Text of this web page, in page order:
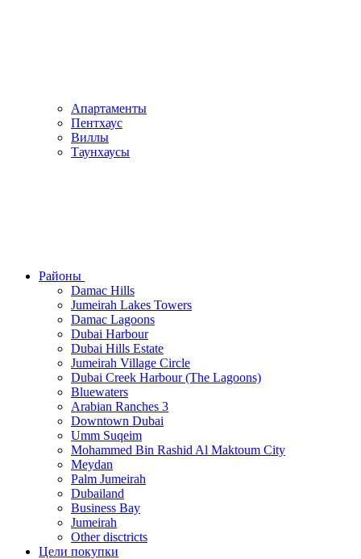
Апартаменты
Пентхаус
Виллы
Таунхаусы
Районы
Damac Hills
Jumeirah Lakes Towers
Damac Lagoons
Dubai Harbour
Dubai Hills Estate
Jumeirah Village Circle
Dubai Creek Harbour (The Lagoons)
Bluewaters
Arabian Ranches 3
Downtown Dubai
Umm Suqeim
Mohammed Bin Rashid Al Maktoum City
Meydan
Palm Jumeirah
Dubailand
Business Bay
Jumeirah
Other disctricts
Цели покупки